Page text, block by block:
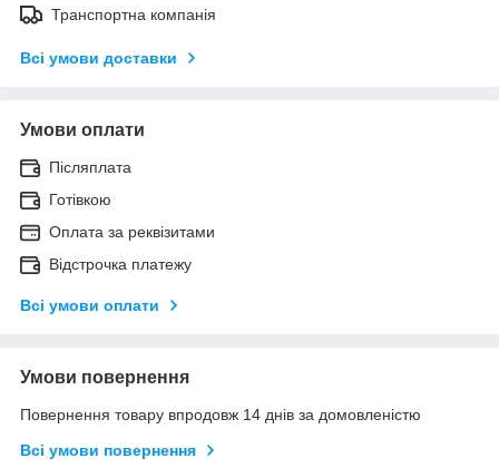
Транспортна компанія
Всі умови доставки
Умови оплати
Післяплата
Готівкою
Оплата за реквізитами
Відстрочка платежу
Всі умови оплати
Умови повернення
Повернення товару впродовж 14 днів за домовленістю
Всі умови повернення